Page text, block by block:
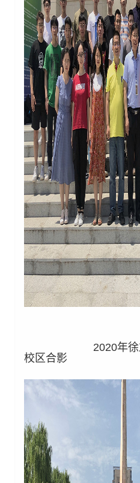
2020年徐友龙
校区合影